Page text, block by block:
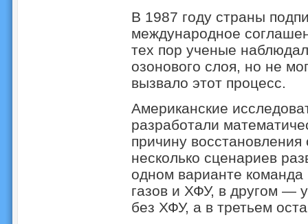
В 1987 году страны
международное
тех пор ученые
озонового слоя, но не
вызвало этот процесс.
Американские
разработали
причину
несколько сценариев
одном варианте
газов и ХФУ, в другом —
без ХФУ, а в третьем